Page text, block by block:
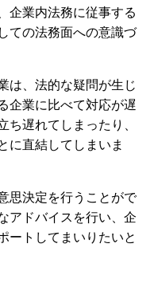
企業内法務に従事する
ての法務面への意識づ
は、法的な疑問が生じ
企業に比べて対応が遅
ち遅れてしまったり、
に直結してしまいま
思決定を行うことがで
アドバイスを行い、企
ートしてまいりたいと